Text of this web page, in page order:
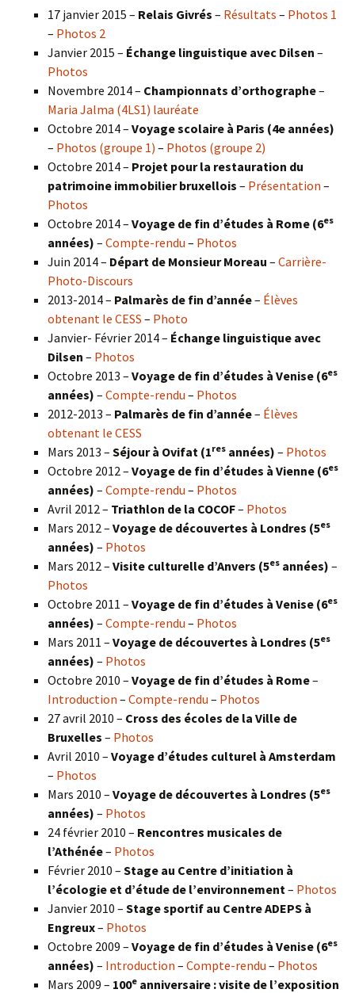
17 janvier 2015 – Relais Givrés – Résultats – Photos 1
– Photos 2
Janvier 2015 – Échange linguistique avec Dilsen –
Photos
Novembre 2014 – Championnats d’orthographe–
Maria Jalma (4LS1) lauréate
Octobre 2014 – Voyage scolaire à Paris (4e années)
– Photos (groupe 1) – Photos (groupe 2)
Octobre 2014 – Projet pour la restauration du
patrimoine immobilier bruxellois – Présentation –
Photos
Octobre 2014 – Voyage de fin d’études à Rome (6es
années) – Compte-rendu – Photos
Juin 2014 – Départ de Monsieur Moreau – Carrière-
Photo-Discours
2013-2014 – Palmarès de fin d’année– Élèves
obtenant le CESS – Photo
Janvier- Février 2014 – Échange linguistique avec
Dilsen – Photos
Octobre 2013 – Voyage de fin d’études à Venise (6es
années) – Compte-rendu – Photos
2012-2013 – Palmarès de fin d’année– Élèves
obtenant le CESS
Mars 2013 – Séjour à Ovifat (1res années) – Photos
Octobre 2012 – Voyage de fin d’études à Vienne (6es
années) – Compte-rendu – Photos
Avril 2012 – Triathlon de la COCOF– Photos
Mars 2012 – Voyage de découvertes à Londres (5es
années) – Photos
Mars 2012 – Visite culturelle d’Anvers (5es années) –
Photos
Octobre 2011 – Voyage de fin d’études à Venise (6es
années) – Compte-rendu – Photos
Mars 2011 – Voyage de découvertes à Londres (5es
années) – Photos
Octobre 2010 – Voyage de fin d’études à Rome–
Introduction – Compte-rendu – Photos
27 avril 2010 – Cross des écoles de la Ville de
Bruxelles – Photos
Avril 2010 – Voyage d’études culturel à Amsterdam
– Photos
Mars 2010 – Voyage de découvertes à Londres (5es
années) – Photos
24 février 2010 – Rencontres musicales de
l’Athénée– Photos
Février 2010 – Stage au Centre d’initiation à
l’écologie et d’étude de l’environnement – Photos
Janvier 2010 – Stage sportif au Centre ADEPS à
Engreux– Photos
Octobre 2009 – Voyage de fin d’études à Venise (6es
années) – Introduction – Compte-rendu – Photos
Mars 2009 – 100e anniversaire : visite de l’exposition